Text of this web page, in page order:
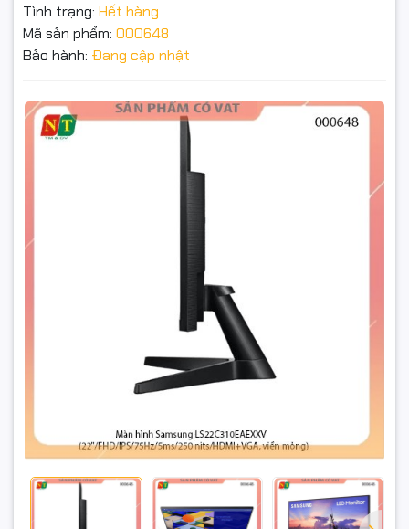
Tình trạng: Hết hàng
Mã sản phẩm: 000648
Bảo hành: Đang cập nhật
Cổng kết nối: HDMI, VGA
Màn hình Samsung LS22C310EAEXXV
(22"/FHD/IPS/75Hz/5ms/250 nits/HDMI+VGA, viền
mỏng) - Hàng chính hãng - full vat
nhé
GỬI THÔNG TIN